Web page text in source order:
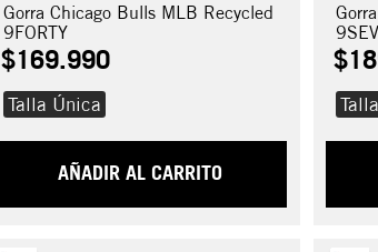
Gorra Chicago Bulls MLB Recycled
9FORTY
$169.990
Talla Única
AÑADIR AL CARRITO
$